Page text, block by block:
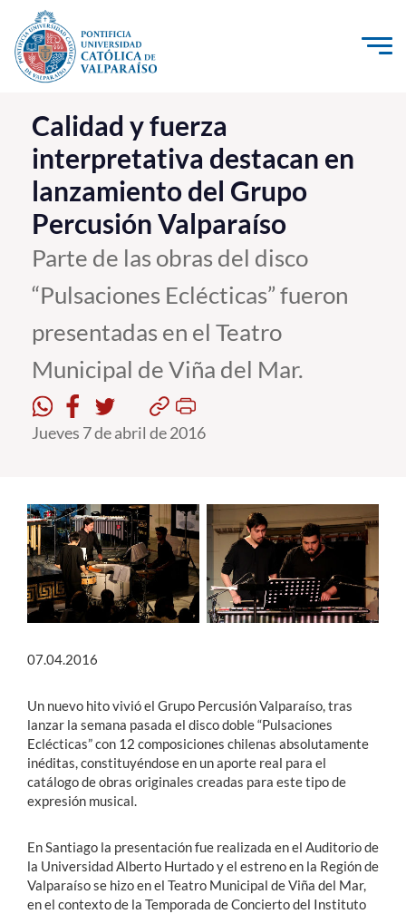
Click acá para ir directamente al contenido
La Universidad
Investigación, Creación e Innovación
PUCV Internacional
Vinculación con el Medio
Admisión
Postgrado
Formación Continua
Funcionarios
Alumni
Calidad y fuerza
interpretativa destacan en
lanzamiento del Grupo
Percusión Valparaíso
Parte de las obras del disco
“Pulsaciones Eclécticas” fueron
presentadas en el Teatro
Municipal de Viña del Mar.
Jueves 7 de abril de 2016
07.04.2016
Un nuevo hito vivió el Grupo Percusión Valparaíso, tras
lanzar la semana pasada el disco doble “Pulsaciones
Eclécticas” con 12 composiciones chilenas absolutamente
inéditas, constituyéndose en un aporte real para el
catálogo de obras originales creadas para este tipo de
expresión musical.
En Santiago la presentación fue realizada en el Auditorio de
la Universidad Alberto Hurtado y el estreno en la Región de
Valparaíso se hizo en el Teatro Municipal de Viña del Mar,
en el contexto de la Temporada de Concierto del Instituto